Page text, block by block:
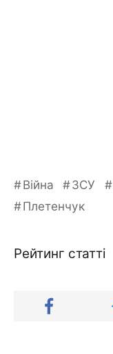
Війна ЗСУ
Плетенчук
Рейтинг статті